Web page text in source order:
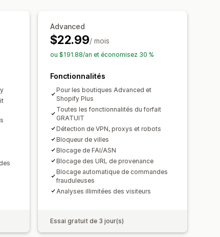
Accès aux régions
Advanced
$22.99/ mois
ou $191.88/an et économisez 30 %
Fonctionnalités
Pour les boutiques Advanced et
Shopify Plus
Toutes les fonctionnalités du forfait
GRATUIT
Détection de VPN, proxys et robots
Bloqueur de villes
Blocage de FAI/ASN
Blocage des URL de provenance
Blocage automatique de commandes
frauduleuses
Analyses illimitées des visiteurs
Essai gratuit de 3 jour(s)